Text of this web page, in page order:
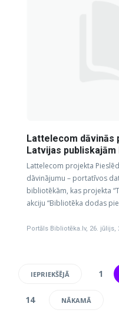
Lattelecom dāvinās
Latvijas
Lattelecom projekta
dāvinājumu – portatīvos
bibliotēkām, kas projekta
akciju “Bibliotēka dodas
Portāls Bibliotēka.lv, 26. jūlijs,
IEPRIEKŠĒJĀ 1
14 NĀKAMĀ